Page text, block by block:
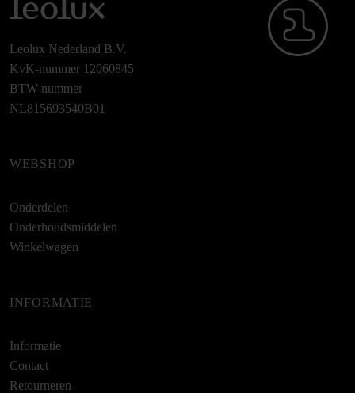
Leolux Nederland B.V.
KvK-nummer 12060845
BTW-nummer
NL815693540B01
WEBSHOP
Onderdelen
Onderhoudsmiddelen
Winkelwagen
INFORMATIE
Informatie
Contact
Retourneren